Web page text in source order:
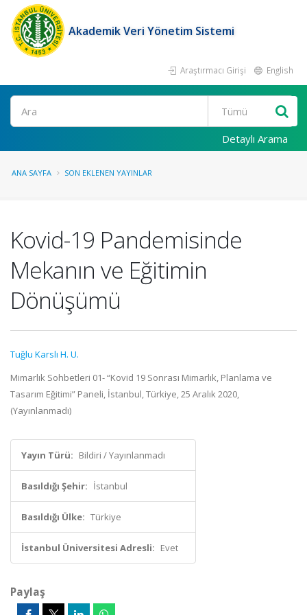
Akademik Veri Yönetim Sistemi
Araştırmacı Girişi English
Ara
Detaylı Arama
ANA SAYFA SON EKLENEN YAYINLAR
Kovid-19 Pandemisinde
Mekanın ve Eğitimin
Dönüşümü
Tuğlu Karslı H. U.
Mimarlık Sohbetleri 01- “Kovid 19 Sonrası Mimarlık, Planlama ve
Tasarım Eğitimi” Paneli, İstanbul, Türkiye, 25 Aralık 2020,
(Yayınlanmadı)
Yayın Türü: Bildiri / Yayınlanmadı
Basıldığı Şehir: İstanbul
Basıldığı Ülke: Türkiye
İstanbul Üniversitesi Adresli: Evet
Paylaş